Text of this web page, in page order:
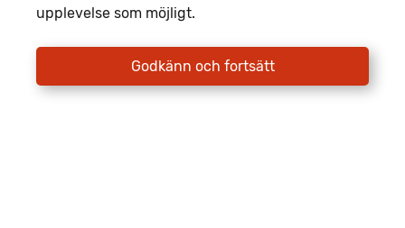
Hjälpcenter
Trollhättan
upplevelse som möjligt.
Godkänn och fortsätt